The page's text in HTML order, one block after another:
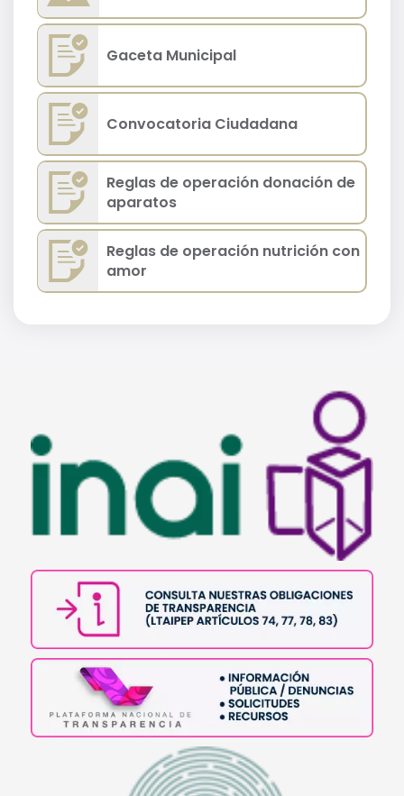
Gaceta Municipal
Convocatoria Ciudadana
Reglas de operación donación de
aparatos
Reglas de operación nutrición con
amor